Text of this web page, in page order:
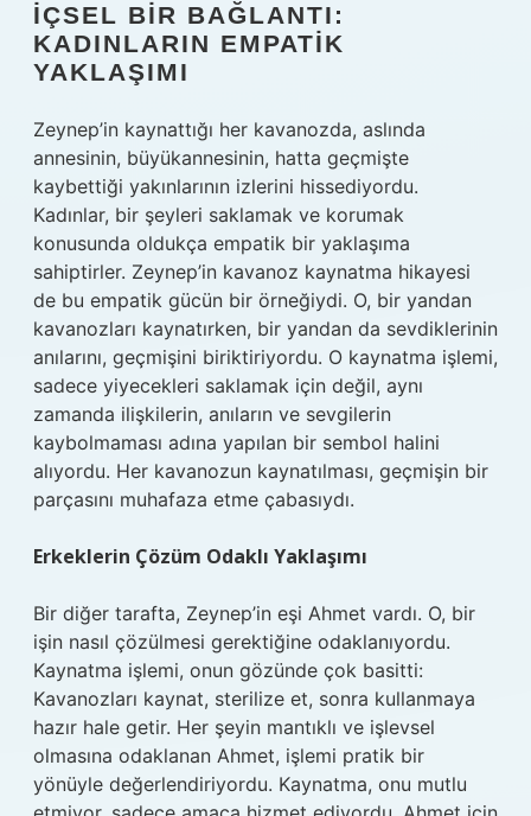
İÇSEL BIR BAĞLANTI:
KADINLARIN EMPATIK
YAKLAŞIMI
Zeynep’in kaynattığı her kavanozda, aslında
annesinin, büyükannesinin, hatta geçmişte
kaybettiği yakınlarının izlerini hissediyordu.
Kadınlar, bir şeyleri saklamak ve korumak
konusunda oldukça empatik bir yaklaşıma
sahiptirler. Zeynep’in kavanoz kaynatma hikayesi
de bu empatik gücün bir örneğiydi. O, bir yandan
kavanozları kaynatırken, bir yandan da sevdiklerinin
anılarını, geçmişini biriktiriyordu. O kaynatma işlemi,
sadece yiyecekleri saklamak için değil, aynı
zamanda ilişkilerin, anıların ve sevgilerin
kaybolmaması adına yapılan bir sembol halini
alıyordu. Her kavanozun kaynatılması, geçmişin bir
parçasını muhafaza etme çabasıydı.
Erkeklerin Çözüm Odaklı Yaklaşımı
Bir diğer tarafta, Zeynep’in eşi Ahmet vardı. O, bir
işin nasıl çözülmesi gerektiğine odaklanıyordu.
Kaynatma işlemi, onun gözünde çok basitti:
Kavanozları kaynat, sterilize et, sonra kullanmaya
hazır hale getir. Her şeyin mantıklı ve işlevsel
olmasına odaklanan Ahmet, işlemi pratik bir
yönüyle değerlendiriyordu. Kaynatma, onu mutlu